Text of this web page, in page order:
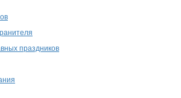
праздников